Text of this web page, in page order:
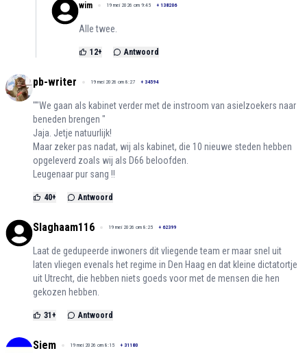
wim 19 mei 2026 om 9:45 + 138206
Alle twee.
12+ Antwoord
pb-writer 19 mei 2026 om 8:27 + 34594
""We gaan als kabinet verder met de instroom van asielzoekers naar
beneden brengen "
Jaja. Jetje natuurlijk!
Maar zeker pas nadat, wij als kabinet, die 10 nieuwe steden hebben
opgeleverd zoals wij als D66 beloofden.
Leugenaar pur sang !!
40+ Antwoord
Slaghaam116 19 mei 2026 om 8:25 + 62399
Laat de gedupeerde inwoners dit vliegende team er maar snel uit
laten vliegen evenals het regime in Den Haag en dat kleine dictatortje
uit Utrecht, die hebben niets goeds voor met de mensen die hen
gekozen hebben.
31 + Antwoord
Siem 19 mei 2026 om 8:15 + 31180